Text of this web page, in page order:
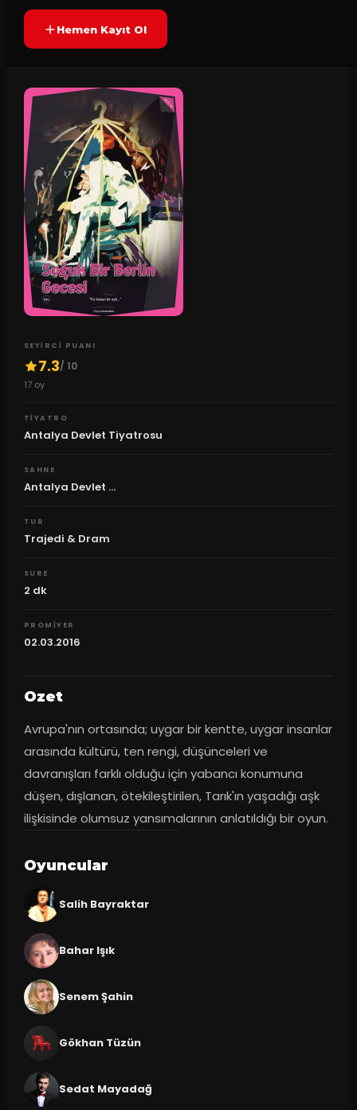
Hemen Kayıt Ol
SEYIRCI PUANI
7.3/ 10
17oy
TIYATRO
Antalya Devlet Tiyatrosu
SAHNE
Antalya Devlet ...
TUR
Trajedi & Dram
SURE
2 dk
PROMIYER
02.03.2016
Ozet
Avrupa'nın ortasında; uygar bir kentte, uygar insanlar
arasında kültürü, ten rengi, düşünceleri ve
davranışları farklı olduğu için yabancı konumuna
düşen, dışlanan, ötekileştirilen, Tarık'ın yaşadığı aşk
ilişkisinde olumsuz yansımalarının anlatıldığı bir oyun.
Oyuncular
Salih Bayraktar
Bahar Işık
Senem Şahin
Gökhan Tüzün
Sedat Mayadağ